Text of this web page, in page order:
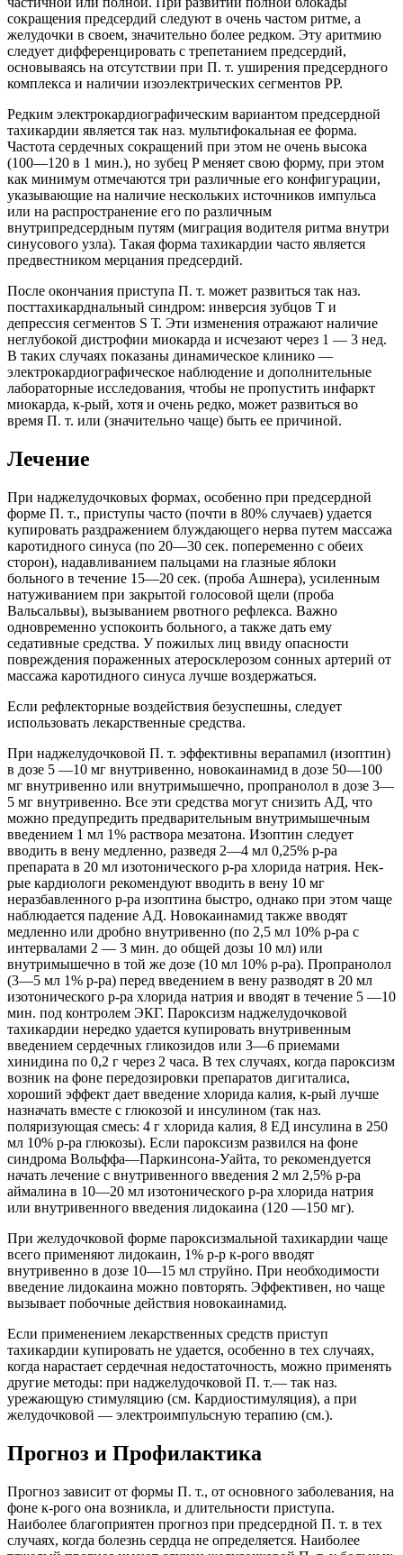
сокращения предсердий следуют в очень частом ритме, а
желудочки в своем, значительно более редком. Эту аритмию
следует дифференцировать с трепетанием предсердий,
основываясь на отсутствии при П. т. уширения предсердного
комплекса и наличии изоэлектрических сегментов PP.
Редким электрокардиографическим вариантом предсердной
тахикардии является так наз. мультифокальная ее форма.
Частота сердечных сокращений при этом не очень высока
(100—120 в 1 мин.), но зубец P меняет свою форму, при этом
как минимум отмечаются три различные его конфигурации,
указывающие на наличие нескольких источников импульса
или на распространение его по различным
внутрипредсердным путям (миграция водителя ритма внутри
синусового узла). Такая форма тахикардии часто является
предвестником мерцания предсердий.
После окончания приступа П. т. может развиться так наз.
посттахикарднальный синдром: инверсия зубцов T и
депрессия сегментов S Т. Эти изменения отражают наличие
неглубокой дистрофии миокарда и исчезают через 1 — 3 нед.
В таких случаях показаны динамическое клинико —
электрокардиографическое наблюдение и дополнительные
лабораторные исследования, чтобы не пропустить инфаркт
миокарда, к-рый, хотя и очень редко, может развиться во
время П. т. или (значительно чаще) быть ее причиной.
Лечение
При наджелудочковых формах, особенно при предсердной
форме П. т., приступы часто (почти в 80% случаев) удается
купировать раздражением блуждающего нерва путем массажа
каротидного синуса (по 20—30 сек. попеременно с обеих
сторон), надавливанием пальцами на глазные яблоки
больного в течение 15—20 сек. (проба Ашнера), усиленным
натуживанием при закрытой голосовой щели (проба
Вальсальвы), вызыванием рвотного рефлекса. Важно
одновременно успокоить больного, а также дать ему
седативные средства. У пожилых лиц ввиду опасности
повреждения пораженных атеросклерозом сонных артерий от
массажа каротидного синуса лучше воздержаться.
Если рефлекторные воздействия безуспешны, следует
использовать лекарственные средства.
При наджелудочковой П. т. эффективны верапамил (изоптин)
в дозе 5 —10 мг внутривенно, новокаинамид в дозе 50—100
мг внутривенно или внутримышечно, пропранолол в дозе 3—
5 мг внутривенно. Все эти средства могут снизить АД, что
можно предупредить предварительным внутримышечным
введением 1 мл 1% раствора мезатона. Изоптин следует
вводить в вену медленно, разведя 2—4 мл 0,25% р-ра
препарата в 20 мл изотонического р-ра хлорида натрия. Нек-
рые кардиологи рекомендуют вводить в вену 10 мг
неразбавленного р-ра изоптина быстро, однако при этом чаще
наблюдается падение АД. Новокаинамид также вводят
медленно или дробно внутривенно (по 2,5 мл 10% р-ра с
интервалами 2 — 3 мин. до общей дозы 10 мл) или
внутримышечно в той же дозе (10 мл 10% р-ра). Пропранолол
(3—5 мл 1% р-ра) перед введением в вену разводят в 20 мл
изотонического р-ра хлорида натрия и вводят в течение 5 —10
мин. под контролем ЭКГ. Пароксизм наджелудочковой
тахикардии нередко удается купировать внутривенным
введением сердечных гликозидов или 3—6 приемами
хинидина по 0,2 г через 2 часа. В тех случаях, когда пароксизм
возник на фоне передозировки препаратов дигиталиса,
хороший эффект дает введение хлорида калия, к-рый лучше
назначать вместе с глюкозой и инсулином (так наз.
поляризующая смесь: 4 г хлорида калия, 8 ЕД инсулина в 250
мл 10% р-ра глюкозы). Если пароксизм развился на фоне
синдрома Вольффа—Паркинсона-Уайта, то рекомендуется
начать лечение с внутривенного введения 2 мл 2,5% р-ра
аймалина в 10—20 мл изотонического р-ра хлорида натрия
или внутривенного введения лидокаина (120 —150 мг).
При желудочковой форме пароксизмальной тахикардии чаще
всего применяют лидокаин, 1% р-р к-рого вводят
внутривенно в дозе 10—15 мл струйно. При необходимости
введение лидокаина можно повторять. Эффективен, но чаще
вызывает побочные действия новокаинамид.
Если применением лекарственных средств приступ
тахикардии купировать не удается, особенно в тех случаях,
когда нарастает сердечная недостаточность, можно применять
другие методы: при наджелудочковой П. т.— так наз.
урежающую стимуляцию (см. Кардиостимуляция), а при
желудочковой — электроимпульсную терапию (см.).
Прогноз и Профилактика
Прогноз зависит от формы П. т., от основного заболевания, на
фоне к-рого она возникла, и длительности приступа.
Наиболее благоприятен прогноз при предсердной П. т. в тех
случаях, когда болезнь сердца не определяется. Наиболее